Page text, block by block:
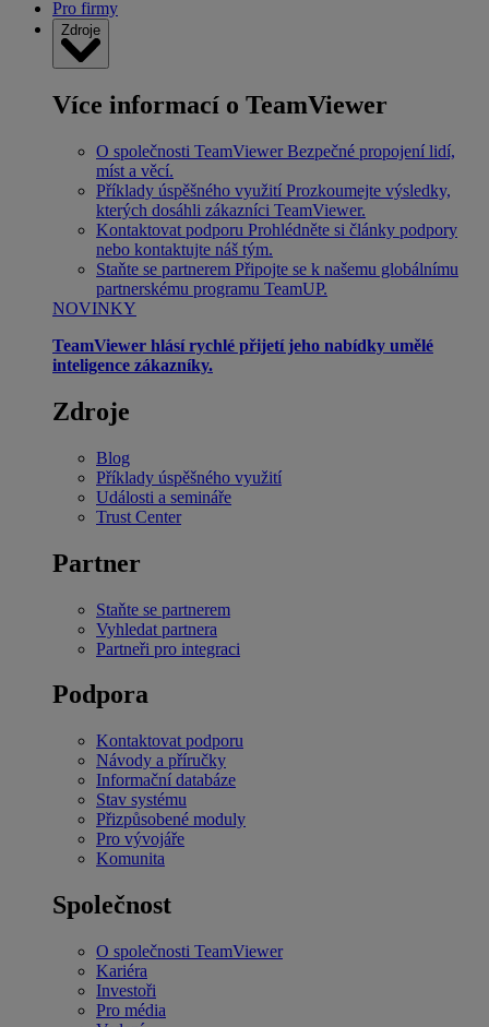
Pro firmy
Zdroje
Více informací o TeamViewer
O společnosti TeamViewer Bezpečné propojení lidí,
míst a věcí.
Příklady úspěšného využití Prozkoumejte výsledky,
kterých dosáhli zákazníci TeamViewer.
Kontaktovat podporu Prohlédněte si články podpory
nebo kontaktujte náš tým.
Staňte se partnerem Připojte se k našemu globálnímu
partnerskému programu TeamUP.
NOVINKY
TeamViewer hlásí rychlé přijetí jeho nabídky umělé
inteligence zákazníky.
Zdroje
Blog
Příklady úspěšného využití
Události a semináře
Trust Center
Partner
Staňte se partnerem
Vyhledat partnera
Partneři pro integraci
Podpora
Kontaktovat podporu
Návody a příručky
Informační databáze
Stav systému
Přizpůsobené moduly
Pro vývojáře
Komunita
Společnost
O společnosti TeamViewer
Kariéra
Investoři
Pro média